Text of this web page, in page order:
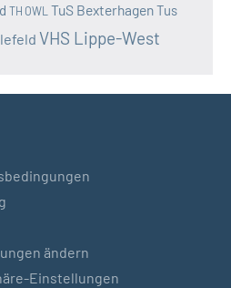
TH OWL TuS BexterhagenTus
VHS Lippe-West
ändern
Einstellungen